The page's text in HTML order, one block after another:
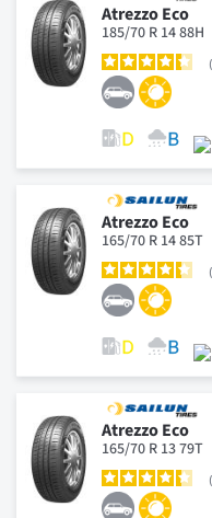
Atrezzo Eco
185/70 R 14 88H
Atrezzo Eco
165/70 R 14 85T
Atrezzo Eco
165/70 R 13 79T